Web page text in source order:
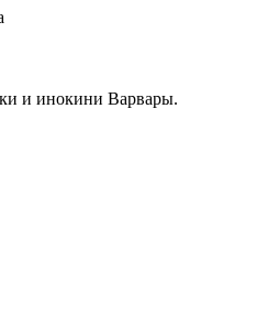
и инокини Варвары.